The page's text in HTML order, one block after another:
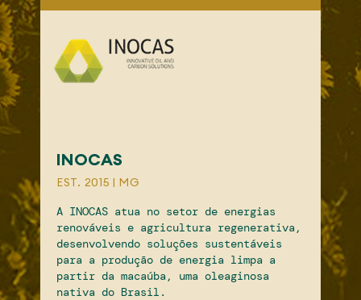
INOCAS
EST. 2015 | MG
A INOCAS atua no setor de energias
renováveis e agricultura regenerativa,
desenvolvendo soluções sustentáveis
para a produção de energia limpa a
partir da macaúba, uma oleaginosa
nativa do Brasil.
A